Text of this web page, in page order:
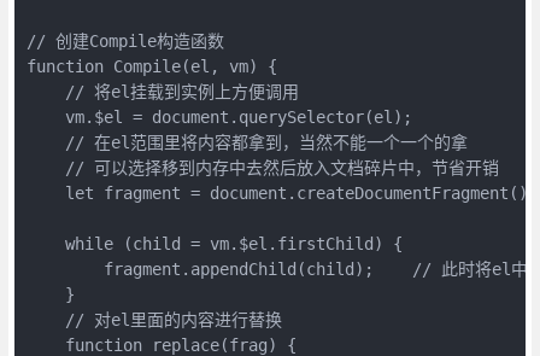
// 创建Compile构造函数
function Compile(el, vm) {
    // 将el挂载到实例上方便调用
    vm.$el = document.querySelector(el);
    // 在el范围里将内容都拿到，当然不能一个一个的拿
    // 可以选择移到内存中去然后放入文档碎片中，节省开销
    let fragment = document.createDocumentFragment();
    while (child = vm.$el.firstChild) {
fragment.appendChild(child);    // 此时将el中的
    }
    // 对el里面的内容进行替换
    function replace(frag) {